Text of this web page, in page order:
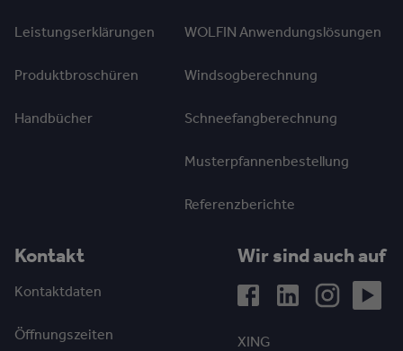
Leistungserklärungen
Produktbroschüren
Handbücher
WOLFIN Anwendungslösungen
Windsogberechnung
Schneefangberechnung
Musterpfannenbestellung
Referenzberichte
Kontakt
Kontaktdaten
Öffnungszeiten
Wir sind auch auf
XING